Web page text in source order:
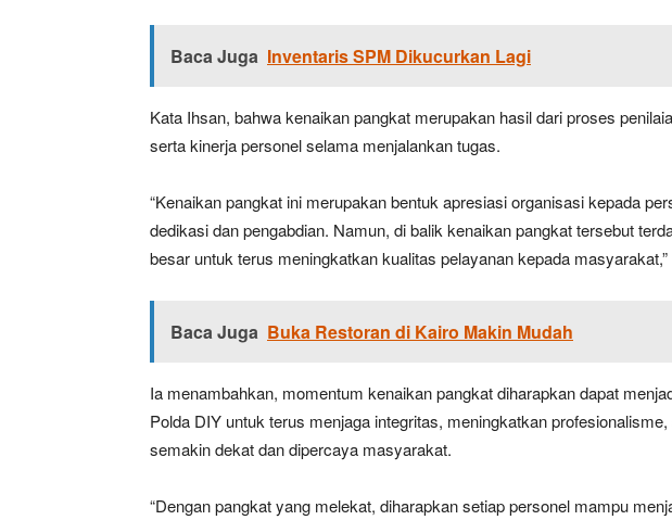
Baca Juga Inventaris SPM Dikucurkan Lagi
Kata Ihsan, bahwa kenaikan pangkat merupakan hasil dari proses
serta kinerja personel selama menjalankan tugas.
“Kenaikan pangkat ini merupakan bentuk apresiasi organisasi kepada
dedikasi dan pengabdian. Namun, di balik kenaikan pangkat tersebut
besar untuk terus meningkatkan kualitas pelayanan kepada masyarakat,”
Baca Juga Buka Restoran di Kairo Makin Mudah
Ia menambahkan, momentum kenaikan pangkat diharapkan dapat
Polda DIY untuk terus menjaga integritas, meningkatkan
semakin dekat dan dipercaya masyarakat.
“Dengan pangkat yang melekat, diharapkan setiap personel mampu